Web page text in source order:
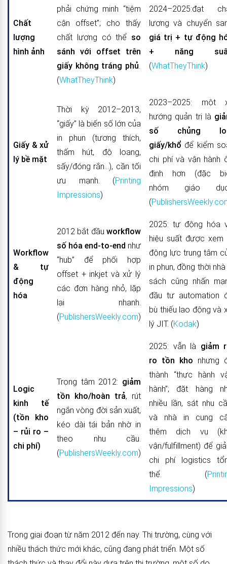
Chất
lượng
hình ảnh
phải chứng minh “tiệm
cận offset”; cho thấy
chất lượng có thể so
sánh với offset trên
giấy không tráng phủ.
(WhatTheyThink)
2024–2025:đạt
lượng và chuyển
giá trị + tự động
+ năng
(WhatTheyThink)
Giấy & xử
lý bề mặt
Thời kỳ 2012–2013,
“giấy” là biến số lớn của
in phun (tương thích,
thấm hút, độ loang,
sấy/đóng rắn…), cần tối
ưu mạnh. (Printing
Impressions)
2023–2025: một
hướng quản trị là
số chủng
giấy/khổ để kiểm
chi phí và vận hành
định hơn (đặc
nhóm giáo
(
Workflow
& tự
động
hóa
2012 bắt đầu workflow
số hóa end-to-end như
“hub” để phối hợp
offset + inkjet và xử lý
các đơn hàng nhỏ, lặp
lại nhanh.
(PublishersWeekly.com)
2025: tự động hóa
hiệu suất được xem
động lực trung tâm
in phun, đồng thời nhà
sách cũng nhấn
đầu tư automation
bù thiếu lao động và
lý JIT. (Kodak)
Logic
kinh tế
(tồn kho
– rủi ro –
chi phí)
Trọng tâm 2012: giảm
tồn kho/hoàn trả, rút
ngắn vòng đời sản xuất,
kéo dài tái bản nhờ in
theo nhu cầu.
(PublishersWeekly.com)
2025: vẫn là giảm
ro tồn kho nhưng
thành “thực hành
hành”; đặt hàng
nhiều lần, sát nhu
và nhà in cung
thêm dịch vụ
vận/fulfillment) để
chi phí logistics
thể. (
Impressions)
Trong giai đoạn từ năm 2012 đến nay. Thị trường, cùng với
nhiều thách thức mới khác, cũng đang phát triển. Một số